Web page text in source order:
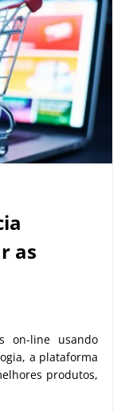
as
on-line usando
a plataforma
produtos,